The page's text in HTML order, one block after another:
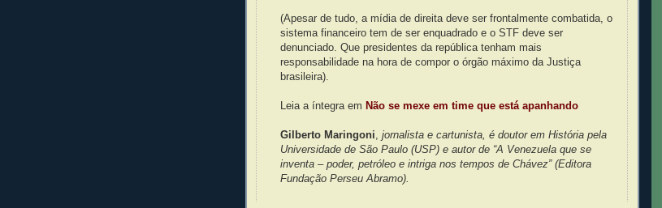
(Apesar de tudo, a mídia de direita deve ser frontalmente combatida, o
sistema financeiro tem de ser enquadrado e o STF deve ser
denunciado. Que presidentes da república tenham mais
responsabilidade na hora de compor o órgão máximo da Justiça
brasileira).
Leia a íntegra em Não se mexe em time que está apanhando
Gilberto Maringoni
jornalista e cartunista, é doutor em História pela
Universidade de São Paulo (USP) e autor de “A Venezuela que se
inventa – poder, petróleo e intriga nos tempos de Chávez” (Editora
Fundação Perseu Abramo).